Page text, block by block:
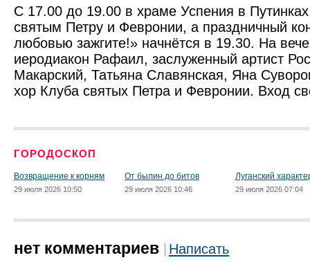
С 17.00 до 19.00 в храме Успения в
святым Петру и Февронии, а праздничный
любовью зажгите!» начнётся в 19.30. На
иеродиакон Рафаил, заслуженный артист
Макарский, Татьяна Славянская, Яна
хор Клуба святых Петра и Февронии. Вход
ГОРОДОСКОП
Возвращение к корням
29 июля 2026 10:50
От былин до битов
29 июля 2026 10:46
Луганский
29 июля 2026 07:04
нет комментариев Написать